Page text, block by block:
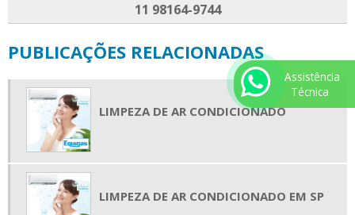
11 98164-9744
PUBLICAÇÕES RELACIONADAS
LIMPEZA DE AR CONDICIONADO
LIMPEZA DE AR CONDICIONADO EM SP
Assistência
Técnica